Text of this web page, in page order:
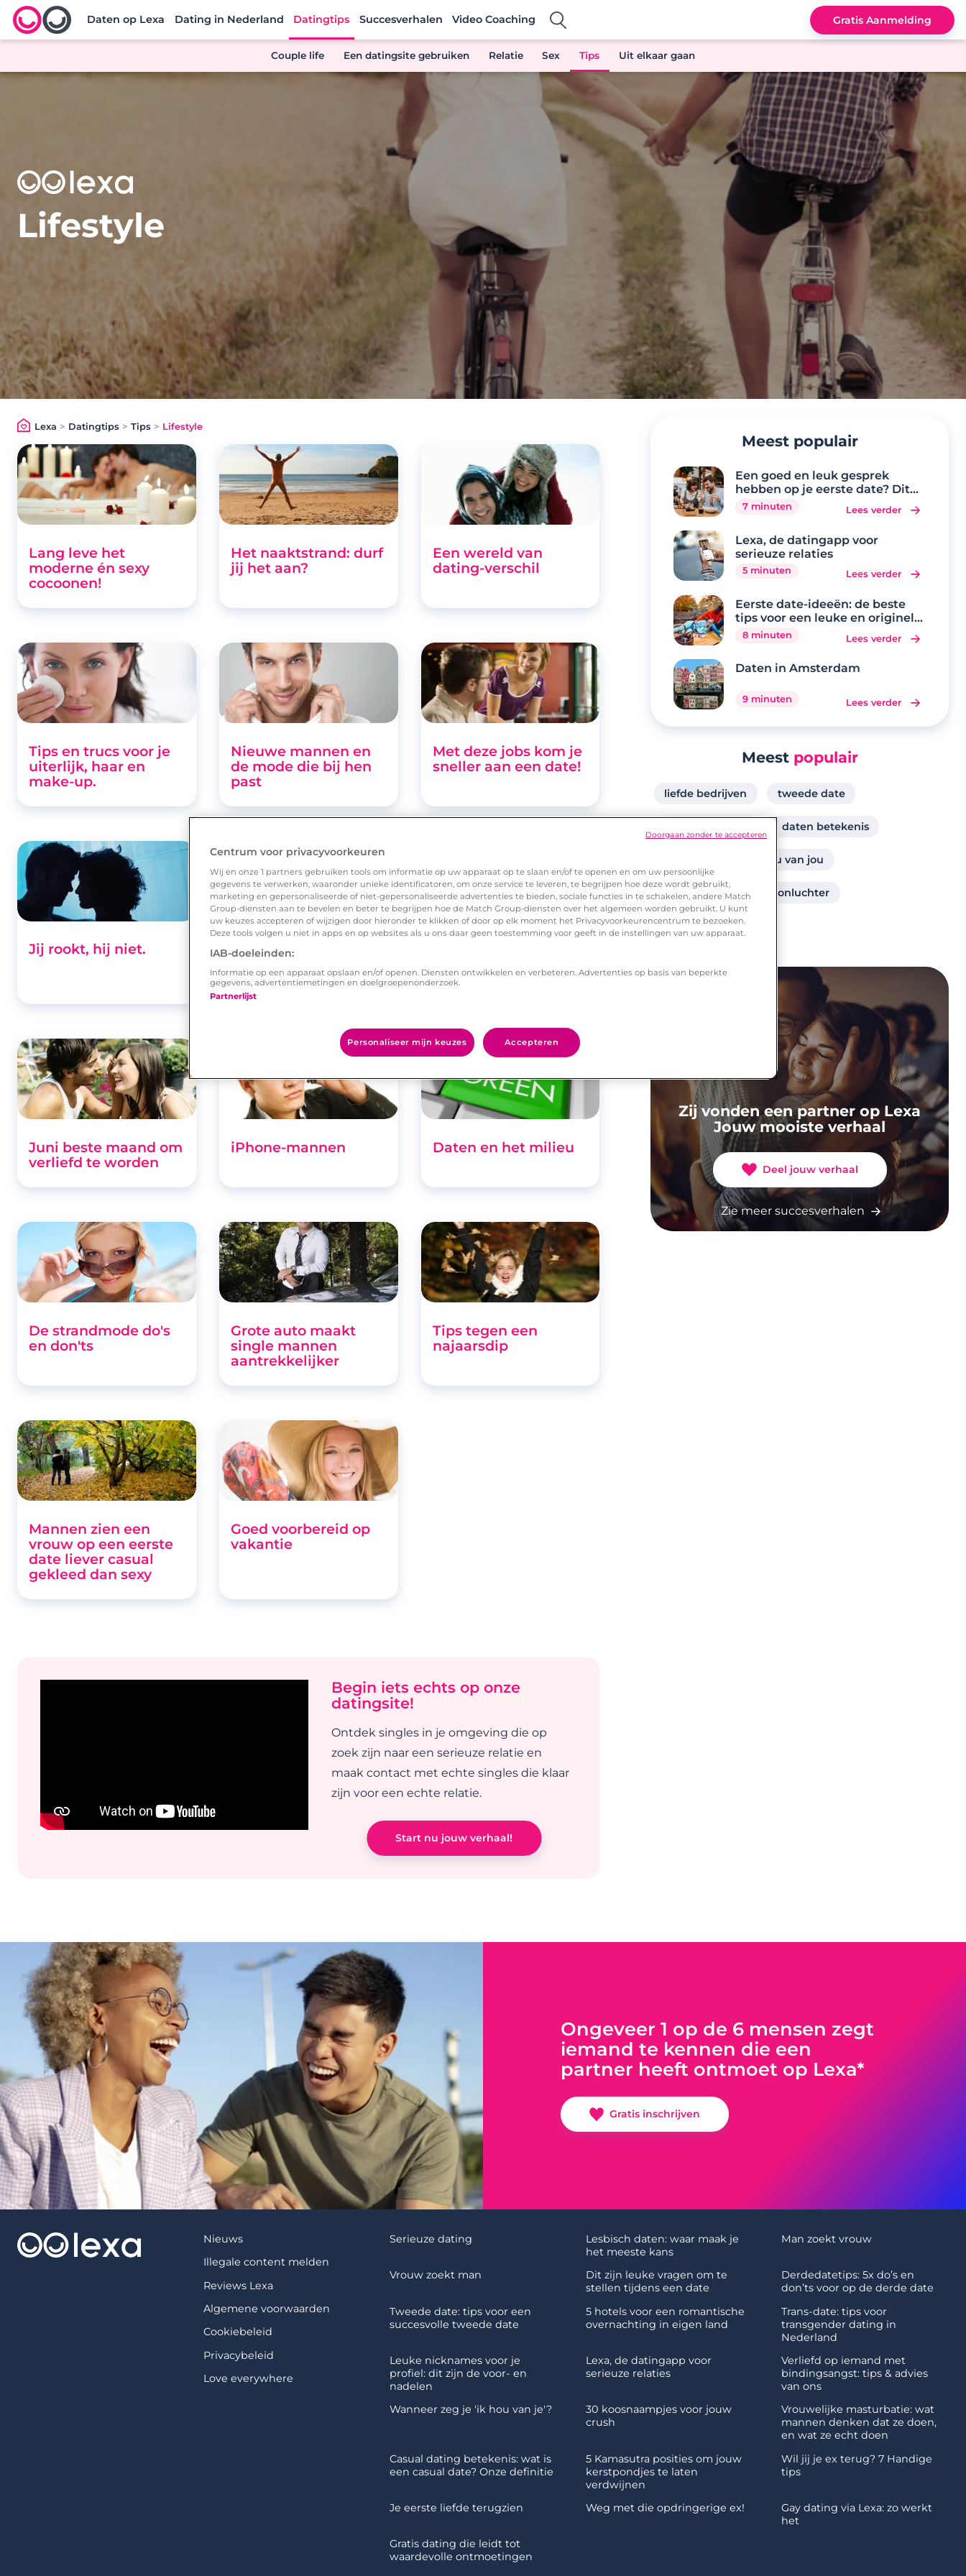
Lexa logo
Daten op Lexa Dating in Nederland Datingtips Succesverhalen Video Coaching Gratis Aanmelding
Couple life Een datingsite gebruiken Relatie Sex Tips Uit elkaar gaan
Lifestyle
Lexa > Datingtips > Tips > Lifestyle
Lang leve het
moderne én sexy
cocoonen!
Het naaktstrand: durf
jij het aan?
Een wereld van
dating-verschil
Tips en trucs voor je
uiterlijk, haar en
make-up.
Nieuwe mannen en
de mode die bij hen
past
Met deze jobs kom je
sneller aan een date!
Jij rookt, hij niet.
Over smaak valt te
politici om te daten
Juni beste maand om
verliefd te worden
iPhone-mannen Daten en het milieu
De strandmode do's
en don'ts
Grote auto maakt
single mannen
aantrekkelijker
Tips tegen een
najaarsdip
Mannen zien een
vrouw op een eerste
date liever casual
gekleed dan sexy
Goed voorbereid op
vakantie
Begin iets echts op onze
datingsite!
Ontdek singles in je omgeving die op
zoek zijn naar een serieuze relatie en
maak contact met echte singles die klaar
zijn voor een echte relatie.
Start nu jouw verhaal!
Meest populair
Een goed en leuk gesprek
hebben op je eerste date? Dit
zijn de 20 beste
gespreksonderwerpen
7 minuten Lees verder
Lexa, de datingapp voor
serieuze relaties
5 minuten Lees verder
Eerste date-ideeën: de beste
tips voor een leuke en originele
eerste date
8 minuten Lees verder
Daten in Amsterdam
9 minuten Lees verder
Meest populair
liefde bedrijven tweede date
daten betekenis
wanneer zeg je ik hou van jou
standje italiaanse kroonluchter
Zij vonden een partner op Lexa
Jouw mooiste verhaal
Deel jouw verhaal
Zie meer succesverhalen
Ongeveer 1 op de 6 mensen zegt
iemand te kennen die een
partner heeft ontmoet op Lexa*
Gratis inschrijven
Nieuws
Illegale content melden
Reviews Lexa
Algemene voorwaarden
Cookiebeleid
Privacybeleid
Love everywhere
Serieuze dating
Lesbisch daten: waar maak je
het meeste kans
Man zoekt vrouw
Vrouw zoekt man
Dit zijn leuke vragen om te
stellen tijdens een date
Derdedatetips: 5x do’s en
don’ts voor op de derde date
Tweede date: tips voor een
succesvolle tweede date
5 hotels voor een romantische
overnachting in eigen land
Trans-date: tips voor
transgender dating in
Nederland
Leuke nicknames voor je
profiel: dit zijn de voor- en
nadelen
Lexa, de datingapp voor
serieuze relaties
Verliefd op iemand met
bindingsangst: tips & advies
van ons
Wanneer zeg je 'ik hou van je'?
30 koosnaampjes voor jouw
crush
Vrouwelijke masturbatie: wat
mannen denken dat ze doen,
en wat ze echt doen
Casual dating betekenis: wat is
een casual date? Onze definitie
5 Kamasutra posities om jouw
kerstpondjes te laten
verdwijnen
Wil jij je ex terug? 7 Handige
tips
Je eerste liefde terugzien Weg met die opdringerige ex!
Gay dating via Lexa: zo werkt
het
Gratis dating die leidt tot
waardevolle ontmoetingen
Centrum voor privacyvoorkeuren
Wij en onze 1 partners gebruiken tools om informatie op uw apparaat op te slaan en/of te openen en om uw persoonlijke
gegevens te verwerken, waaronder unieke identificatoren, om onze service te leveren, te begrijpen hoe deze wordt gebruikt,
marketing en gepersonaliseerde of niet-gepersonaliseerde advertenties te bieden, sociale functies in te schakelen, andere Match
Group-diensten aan te bevelen en beter te begrijpen hoe de Match Group-diensten over het algemeen worden gebruikt. U kunt
uw keuzes accepteren of wijzigen door hieronder te klikken of door op elk moment het Privacyvoorkeurencentrum te bezoeken.
Deze tools volgen u niet in apps en op websites als u ons daar geen toestemming voor geeft in de instellingen van uw apparaat.
IAB-doeleinden:
Informatie op een apparaat opslaan en/of openen. Diensten ontwikkelen en verbeteren. Advertenties op basis van beperkte
gegevens, advertentiemetingen en doelgroepenonderzoek.
Partnerlijst
Personaliseer mijn keuzes Accepteren
Doorgaan zonder te accepteren